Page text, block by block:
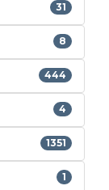
31
8
444
4
1351
1